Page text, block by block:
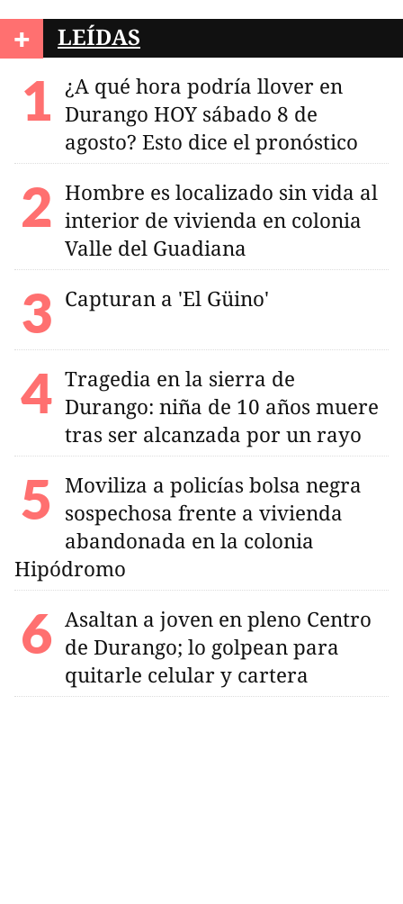
+ LEÍDAS
¿A qué hora podría llover en
Durango HOY sábado 8 de
agosto? Esto dice el pronóstico
Hombre es localizado sin vida al
interior de vivienda en colonia
Valle del Guadiana
Capturan a 'El Güino'
Tragedia en la sierra de
Durango: niña de 10 años muere
tras ser alcanzada por un rayo
Moviliza a policías bolsa negra
sospechosa frente a vivienda
abandonada en la colonia
Hipódromo
Asaltan a joven en pleno Centro
de Durango; lo golpean para
quitarle celular y cartera